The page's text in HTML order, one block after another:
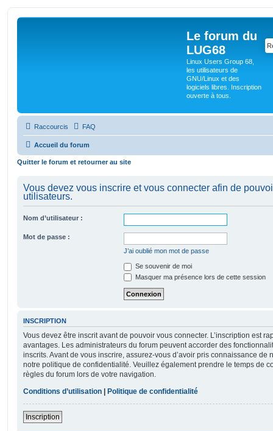
Le forum du
LUG68
Linux Users Group 68,
les utilisateurs de
GNU/Linux et des
logiciels libres. Inscription
ouverte à tous.
Raccourcis FAQ
Accueil du forum
Quitter le forum et retourner au site
Vous devez vous inscrire et vous connecter afin de
utilisateurs.
Nom d’utilisateur :
Mot de passe :
J’ai oublié mon mot de passe
Se souvenir de moi
Masquer ma présence lors de cette session
INSCRIPTION
Vous devez être inscrit avant de pouvoir vous connecter. L’inscription est
avantages. Les administrateurs du forum peuvent accorder des
inscrits. Avant de vous inscrire, assurez-vous d’avoir pris connaissance de
notre politique de confidentialité. Veuillez également prendre le temps de
règles du forum lors de votre navigation.
Conditions d’utilisation | Politique de confidentialité
Inscription